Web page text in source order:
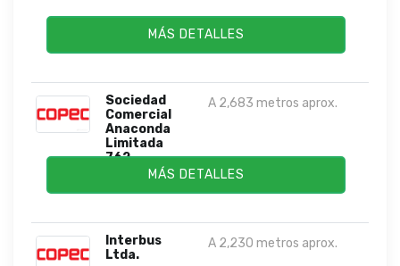
MÁS DETALLES
Sociedad
Comercial
Anaconda
Limitada
762...
A 2,683 metros aprox.
MÁS DETALLES
Interbus
Ltda.
A 2,230 metros aprox.